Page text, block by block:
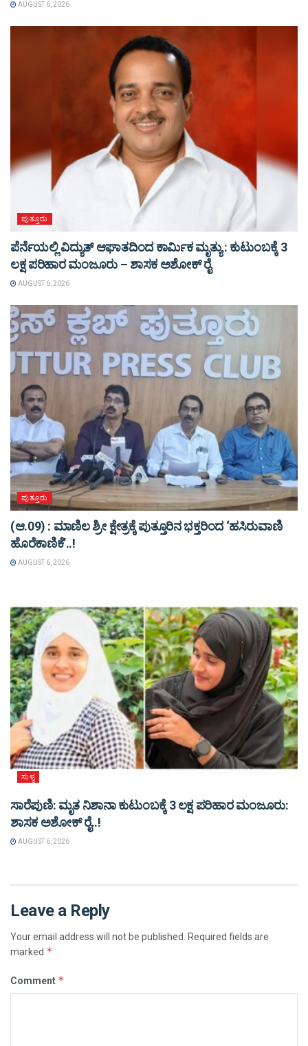
AUGUST 6, 2026
ಪುತ್ತೂರು
ಪೆರ್ನೆಯಲ್ಲಿ ವಿದ್ಯುತ್ ಆಘಾತದಿಂದ ಕಾರ್ಮಿಕ ಮೃತ್ಯು : ಕುಟುಂಬಕ್ಕೆ 3
ಲಕ್ಷ ಪರಿಹಾರ ಮಂಜೂರು – ಶಾಸಕ ಅಶೋಕ್ ರೈ
AUGUST 6, 2026
ಪುತ್ತೂರು
(ಆ.09) : ಮಾಣಿಲ ಶ್ರೀ ಕ್ಷೇತ್ರಕ್ಕೆ ಪುತ್ತೂರಿನ ಭಕ್ತರಿಂದ ‘ಹಸಿರುವಾಣಿ
ಹೊರೆಕಾಣಿಕೆ’..!
AUGUST 6, 2026
ಸುಳ್ಯ
ಸಾರೆಪುಣಿ: ಮೃತ ನಿಶಾನಾ ಕುಟುಂಬಕ್ಕೆ 3 ಲಕ್ಷ ಪರಿಹಾರ ಮಂಜೂರು:
ಶಾಸಕ ಅಶೋಕ್ ರೈ..!
AUGUST 6, 2026
Leave a Reply
Your email address will not be published. Required fields are
marked *
Comment *